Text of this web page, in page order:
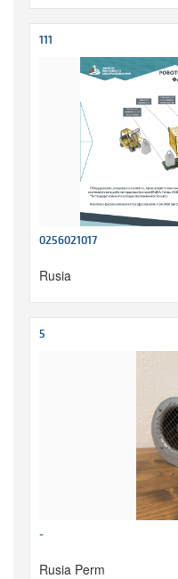
111
0256021017
Rusia
5
-
Rusia Perm